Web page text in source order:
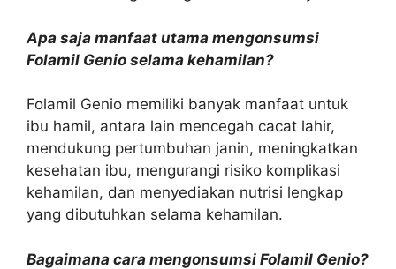
Apa saja manfaat utama mengonsumsi
Folamil Genio selama kehamilan?
Folamil Genio memiliki banyak manfaat untuk
ibu hamil, antara lain mencegah cacat lahir,
mendukung pertumbuhan janin, meningkatkan
kesehatan ibu, mengurangi risiko komplikasi
kehamilan, dan menyediakan nutrisi lengkap
yang dibutuhkan selama kehamilan.
Bagaimana cara mengonsumsi Folamil Genio?